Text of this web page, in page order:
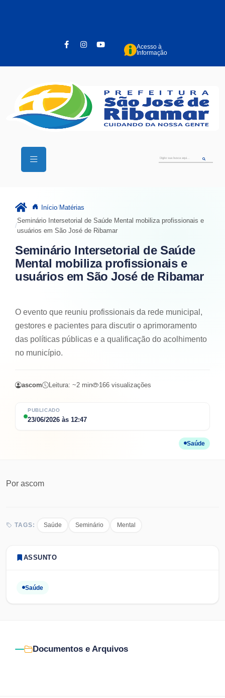
Acesso à
Informação
Início Matérias
Seminário Intersetorial de Saúde Mental mobiliza profissionais e
usuários em São José de Ribamar
Seminário Intersetorial de Saúde
Mental mobiliza profissionais e
usuários em São José de Ribamar
PUBLICADO
23/06/2026 às 12:47
Saúde
O evento que reuniu profissionais da rede municipal,
gestores e pacientes para discutir o aprimoramento
das políticas públicas e a qualificação do acolhimento
no município.
ascom Leitura: ~2 min 166 visualizações
Por ascom
TAGS: Saúde Seminário Mental
ASSUNTO
Saúde
Documentos e Arquivos